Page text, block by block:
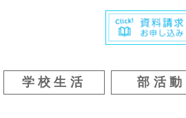
学校生活 部活動